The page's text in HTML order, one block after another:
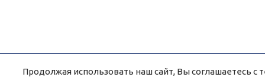
Продолжая использовать наш сайт, Вы соглашаетесь с